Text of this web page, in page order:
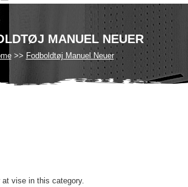
MANUEL NEUER
Fodboldtøj Manuel Neuer
at vise in this category.